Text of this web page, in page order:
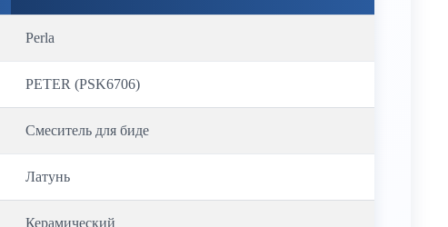
Perla
PETER (PSK6706)
Смеситель для биде
Латунь
Керамический